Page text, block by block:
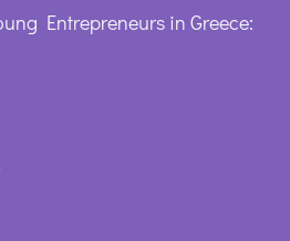
Entrepreneurs in Greece: